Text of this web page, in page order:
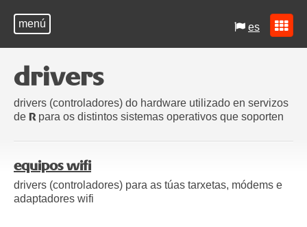
menú es
drivers
drivers (controladores) do hardware utilizado en servizos
de R para os distintos sistemas operativos que soporten
equipos wifi
drivers (controladores) para as túas tarxetas, módems e
adaptadores wifi